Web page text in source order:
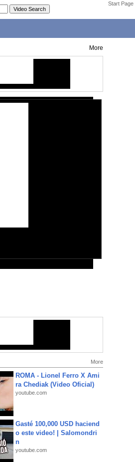
Start Page
More
More
ROMA - Lionel Ferro X Ami
ra Chediak (Video Oficial)
youtube.com
Gasté 100,000 USD haciend
o este video! | Salomondri
n
youtube.com